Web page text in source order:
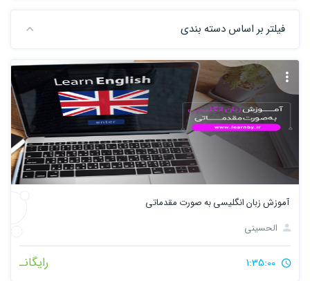
فیلتر بر اساس دسته بندی
آموزش زبان انگلیسی به صورت مقدماتی
الحسینی
رایگانـ